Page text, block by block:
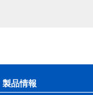
製品情報